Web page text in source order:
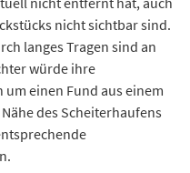
nicht sichtbar sind.
langes Tragen sind an
würde ihre
einen Fund aus einem
des Scheiterhaufens